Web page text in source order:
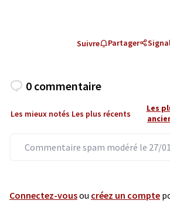
Suivre Partager
0 commentaire
Les mieux notés Les plus récents
Les
Commentaire spam modéré le 27/
Connectez-vousou créez un compte